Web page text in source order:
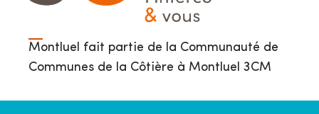
Montluel fait partie de la Communauté de
Communes de la Côtière à Montluel 3CM